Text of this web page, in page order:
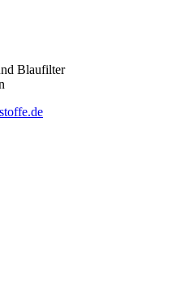
Blaufilter